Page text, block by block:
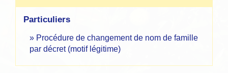
Particuliers
Procédure de changement de nom de famille
par décret (motif légitime)